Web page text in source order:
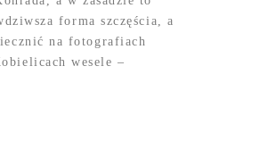
forma szczęścia, a
na fotografiach
wesele –